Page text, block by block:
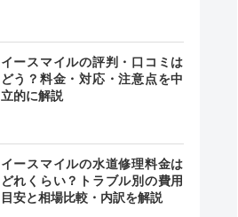
イースマイルの評判・口コミは
どう？料金・対応・注意点を中
立的に解説
イースマイルの水道修理料金は
どれくらい？トラブル別の費用
目安と相場比較・内訳を解説